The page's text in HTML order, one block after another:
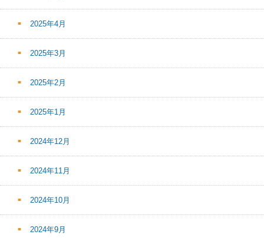
2025年4月
2025年3月
2025年2月
2025年1月
2024年12月
2024年11月
2024年10月
2024年9月